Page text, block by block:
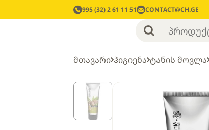
995 (32) 2 61 11 51 CONTACT@CH.GE
მთავარი ჰიგიენა ტანის მოვლა